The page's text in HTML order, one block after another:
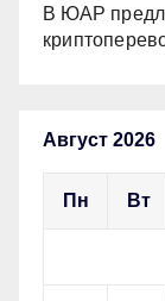
В ЮАР
Август 2026
Пн Вт